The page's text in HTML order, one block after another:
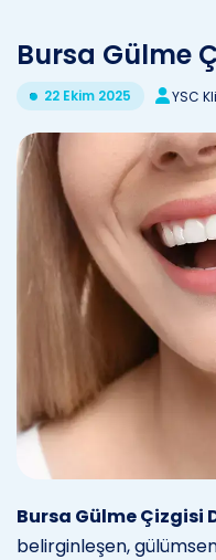
Bursa Gülme
22 Ekim 2025 YSC
Bursa Gülme Çizgisi
belirginleşen,